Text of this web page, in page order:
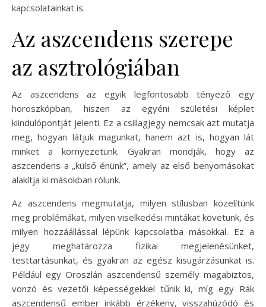
kapcsolatainkat is.
Az aszcendens szerepe
az asztrológiában
Az aszcendens az egyik legfontosabb tényező egy
horoszkópban, hiszen az egyéni születési képlet
kiindulópontját jelenti. Ez a csillagjegy nemcsak azt mutatja
meg, hogyan látjuk magunkat, hanem azt is, hogyan lát
minket a környezetünk. Gyakran mondják, hogy az
aszcendens a „külső énünk”, amely az első benyomásokat
alakítja ki másokban rólunk.
Az aszcendens megmutatja, milyen stílusban közelítünk
meg problémákat, milyen viselkedési mintákat követünk, és
milyen hozzáállással lépünk kapcsolatba másokkal. Ez a
jegy meghatározza fizikai megjelenésünket,
testtartásunkat, és gyakran az egész kisugárzásunkat is.
Például egy Oroszlán aszcendensű személy magabiztos,
vonzó és vezetői képességekkel tűnik ki, míg egy Rák
aszcendensű ember inkább érzékeny, visszahúzódó és